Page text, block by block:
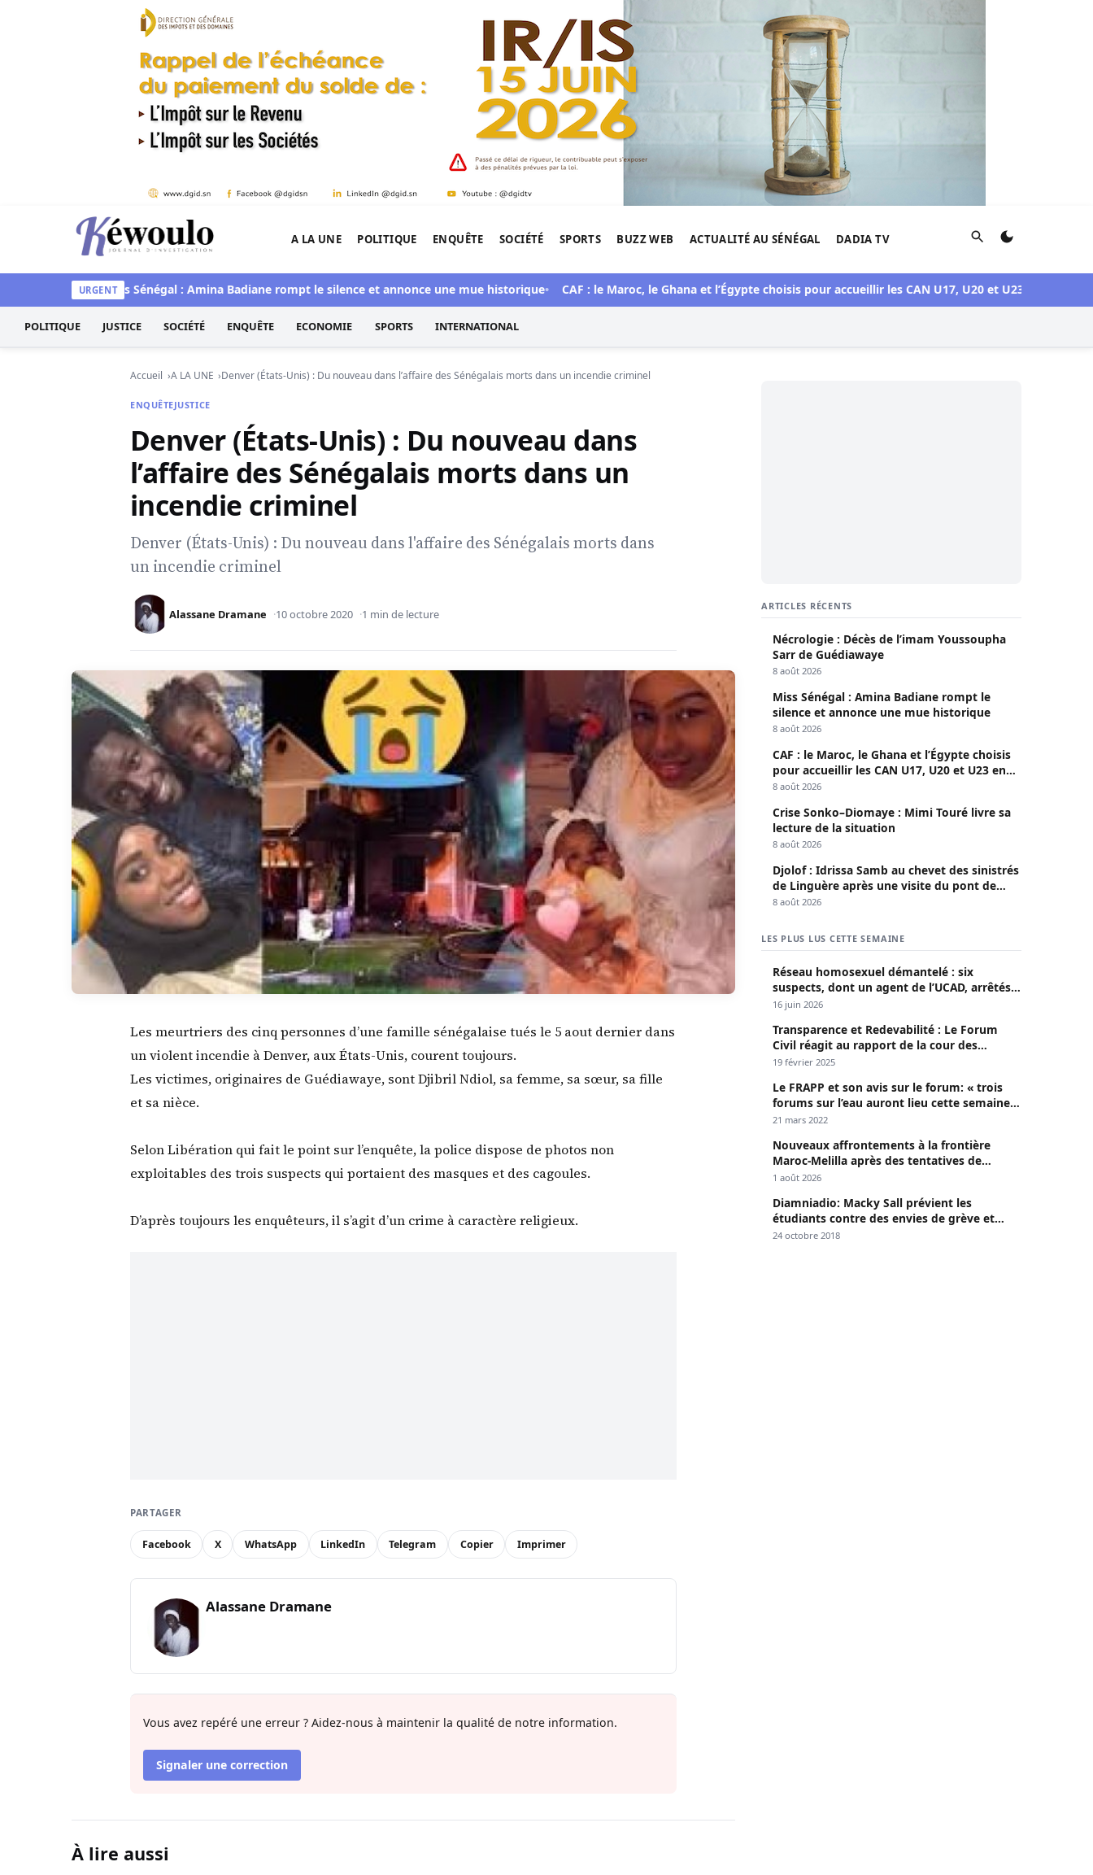
Aller au contenu
Kéwoulo, le premier site d'information et d'investigation de l'Afrique.
A LA UNE POLITIQUE ENQUÊTE SOCIÉTÉ SPORTS BUZZ WEB ACTUALITÉ AU SÉNÉGAL DADIA TV Rechercher
URGENT
Miss Sénégal : Amina Badiane rompt le silence et annonce une mue historique CAF : le Maroc, le Ghana et l’Égypte choisis pour accueillir les CAN U17, U20 et U23 en 2027
POLITIQUE JUSTICE SOCIÉTÉ ENQUÊTE ECONOMIE SPORTS INTERNATIONAL
Accueil A LA UNE Denver (États-Unis) : Du nouveau dans l’affaire des Sénégalais morts dans un incendie criminel
ENQUÊTEJUSTICE
Denver (États-Unis) : Du nouveau dans
l’affaire des Sénégalais morts dans un
incendie criminel
Denver (États-Unis) : Du nouveau dans l'affaire des Sénégalais morts dans
un incendie criminel
Alassane Dramane 10 octobre 2020 1 min de lecture
Les meurtriers des cinq personnes d’une famille sénégalaise tués le 5 aout dernier dans
un violent incendie à Denver, aux États-Unis, courent toujours.
Les victimes, originaires de Guédiawaye, sont Djibril Ndiol, sa femme, sa sœur, sa fille
et sa nièce.
Selon Libération qui fait le point sur l’enquête, la police dispose de photos non
exploitables des trois suspects qui portaient des masques et des cagoules.
D’après toujours les enquêteurs, il s’agit d’un crime à caractère religieux.
PARTAGER
Facebook X WhatsApp LinkedIn Telegram Copier Imprimer
Alassane Dramane
Vous avez repéré une erreur ? Aidez-nous à maintenir la qualité de notre information.
Signaler une correction
À lire aussi
ARTICLES RÉCENTS
Nécrologie : Décès de l’imam Youssoupha
Sarr de Guédiawaye
8 août 2026
Miss Sénégal : Amina Badiane rompt le
silence et annonce une mue historique
8 août 2026
CAF : le Maroc, le Ghana et l’Égypte choisis
pour accueillir les CAN U17, U20 et U23 en
2027
8 août 2026
Crise Sonko–Diomaye : Mimi Touré livre sa
lecture de la situation
8 août 2026
Djolof : Idrissa Samb au chevet des sinistrés
de Linguère après une visite du pont de
Thylla
8 août 2026
LES PLUS LUS CETTE SEMAINE
Réseau homosexuel démantelé : six
suspects, dont un agent de l’UCAD, arrêtés à
Keur Massar ; l’un avoue avoir propagé le
16 juin 2026
Transparence et Redevabilité : Le Forum
Civil réagit au rapport de la cour des
comptes
19 février 2025
Le FRAPP et son avis sur le forum: « trois
forums sur l’eau auront lieu cette semaine à
Dakar »
21 mars 2022
Nouveaux affrontements à la frontière
Maroc-Melilla après des tentatives de
passage
1 août 2026
Diamniadio: Macky Sall prévient les
étudiants contre des envies de grève et
menace
24 octobre 2018